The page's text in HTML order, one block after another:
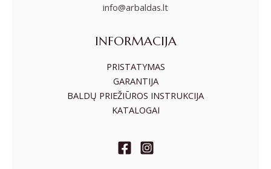
info@arbaldas.lt
INFORMACIJA
PRISTATYMAS
GARANTIJA
BALDŲ PRIEŽIŪROS INSTRUKCIJA
KATALOGAI